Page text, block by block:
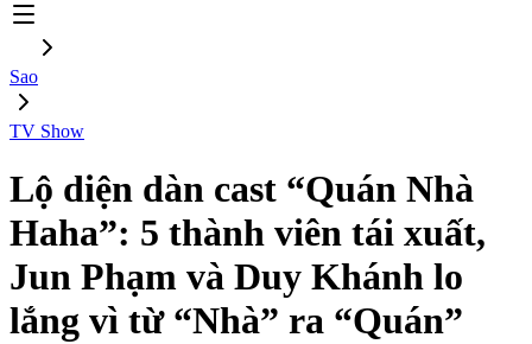
Sao
TV Show
Lộ diện dàn cast “Quán Nhà
Haha”: 5 thành viên tái xuất,
Jun Phạm và Duy Khánh lo
lắng vì từ “Nhà” ra “Quán”